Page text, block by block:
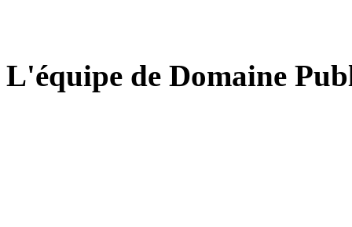
L'équipe de Domaine